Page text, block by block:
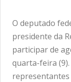
O deputado
presidente da
participar de
quarta-feira